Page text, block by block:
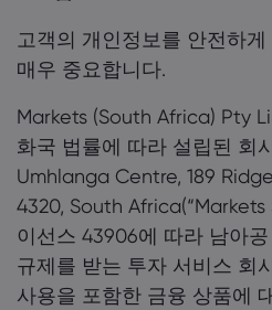
고객의 개인정보를 안전하
매우 중요합니다.
Markets (South Africa) Pty
화국 법률에 따라 설립된 회
Umhlanga Centre, 189
4320, South Africa(“Markets
이선스 43906에 따라 남아
규제를 받는 투자 서비스 회
사용을 포함한 금융 상품에